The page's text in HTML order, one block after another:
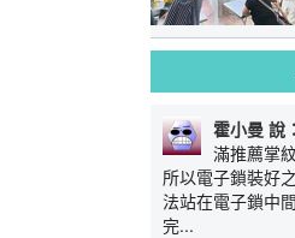
霍小曼 說：
滿推薦掌
所以電子鎖裝好
法站在電子鎖中
完...